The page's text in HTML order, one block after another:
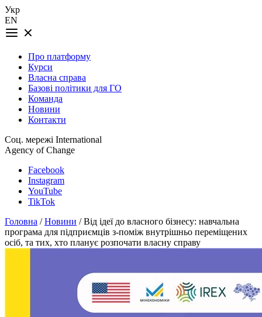
Укр
EN
Про платформу
Курси
Власна справа
Базові політики для ГО
Команда
Новини
Контакти
Соц. мережі International
Agency of Change
Facebook
Instagram
YouTube
TikTok
Головна /Новини / Від ідеї до власного бізнесу: навчальна
програма для підприємців з-поміж внутрішньо переміщених
осіб, та тих, хто планує розпочати власну справу